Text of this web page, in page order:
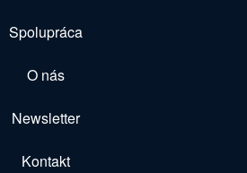
Spolupráca
O nás
Newsletter
Kontakt